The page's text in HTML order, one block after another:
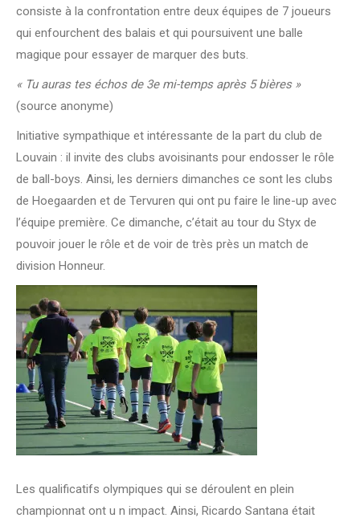
consiste à la confrontation entre deux équipes de 7 joueurs
qui enfourchent des balais et qui poursuivent une balle
magique pour essayer de marquer des buts.
« Tu auras tes échos de 3e mi-temps après 5 bières »
(source anonyme)
Initiative sympathique et intéressante de la part du club de
Louvain : il invite des clubs avoisinants pour endosser le rôle
de ball-boys. Ainsi, les derniers dimanches ce sont les clubs
de Hoegaarden et de Tervuren qui ont pu faire le line-up avec
l’équipe première. Ce dimanche, c’était au tour du Styx de
pouvoir jouer le rôle et de voir de très près un match de
division Honneur.
Les qualificatifs olympiques qui se déroulent en plein
championnat ont u n impact. Ainsi, Ricardo Santana était